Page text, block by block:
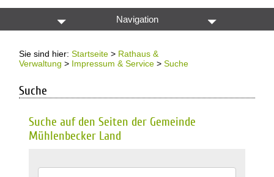
Navigation
Sie sind hier:Startseite > Rathaus &
Verwaltung > Impressum & Service >Suche
Suche
Suche auf den Seiten der Gemeinde
Mühlenbecker Land